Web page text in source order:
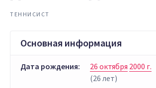
ТЕННИСИСТ
Основная информация
Дата рождения: 26 октября 2000 г.
(26 лет)